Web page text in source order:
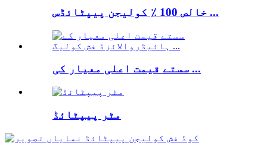
خالص 100 ٪ کولیجن پیپٹائڈس ...
سستے قیمت اعلی معیار کی ...
مٹر پیپٹائڈ